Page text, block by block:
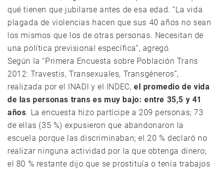
qué tienen que jubilarse antes de esa edad. “La vida
plagada de violencias hacen que sus 40 años no sean
los mismos que los de otras personas. Necesitan de
una política previsional específica”, agregó.
Según la “Primera Encuesta sobre Población Trans
2012: Travestis, Transexuales, Transgéneros”,
realizada por el INADI y el INDEC,el promedio de vida
de las personas trans es muy bajo: entre 35,5 y 41
años. La encuesta hizo partícipe a 209 personas; 73
de ellas (35 %) expusieron que abandonaron la
escuela porque las discriminaban; el 20 % declaró no
realizar ninguna actividad por la que obtenga dinero;
el 80 % restante dijo que se prostituía o tenía trabajos